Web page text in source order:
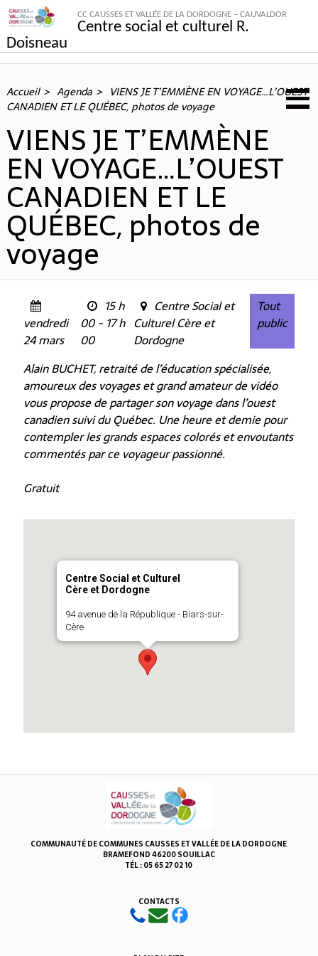
CC CAUSSES ET VALLÉE DE LA DORDOGNE – CAUVALDOR
Centre social et culturel R.
Doisneau
Accueil Agenda
VIENS JE T’EMMÈNE EN VOYAGE…L’OUEST
CANADIEN ET LE QUÉBEC, photos de voyage
VIENS JE T’EMMÈNE
EN VOYAGE…L’OUEST
CANADIEN ET LE
QUÉBEC, photos de
voyage
vendredi
24 mars
15 h
00 - 17 h
00
Centre Social et
Culturel Cère et
Dordogne
Tout
public
Alain BUCHET, retraité de l’éducation spécialisée,
amoureux des voyages et grand amateur de vidéo
vous propose de partager son voyage dans l’ouest
canadien suivi du Québec. Une heure et demie pour
contempler les grands espaces colorés et envoutants
commentés par ce voyageur passionné.
Gratuit
Centre Social et Culturel
Cère et Dordogne
94 avenue de la République - Biars-sur-
Cère
COMMUNAUTÉ DE COMMUNES CAUSSES ET VALLÉE DE LA DORDOGNE
BRAMEFOND 46200 SOUILLAC
TÉL : 05 65 27 02 10
CONTACTS